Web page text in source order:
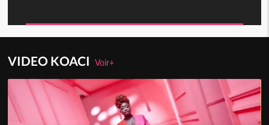
VIDEO KOACIVoir+